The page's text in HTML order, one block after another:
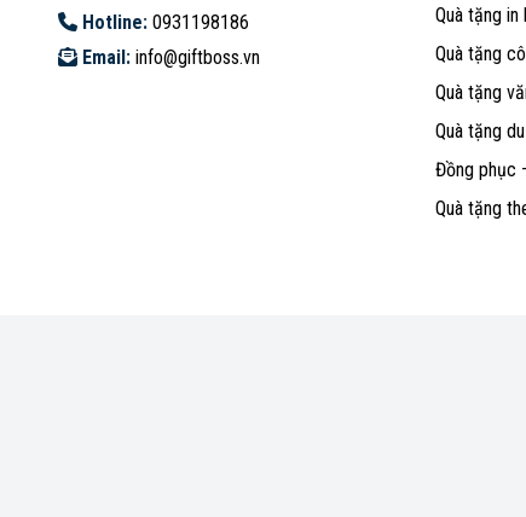
Hotline: 0931198186
Email: info@giftboss.vn
Quà tặng in
Quà tặng
Quà tặng
Quà tặng
Đồng phục
Quà tặng